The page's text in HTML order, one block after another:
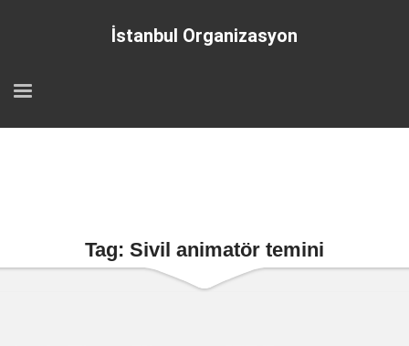
İstanbul Organizasyon
Tag: Sivil animatör temini